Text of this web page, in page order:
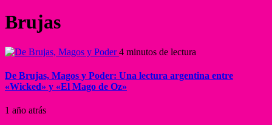
Brujas
4 minutos de lectura
De Brujas, Magos y Poder: Una lectura argentina entre
«Wicked» y «El Mago de Oz»
1 año atrás